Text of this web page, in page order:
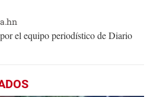
el equipo periodístico de Diario